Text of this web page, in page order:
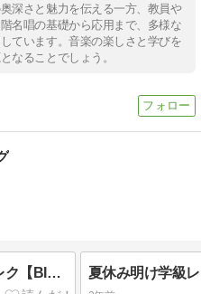
深さと魅力を伝える一方、教員や
名唱の基礎から応用まで、多様な
ています。音楽の楽しさと学びを
なることでしょう。
冬休み明けに行いたい！学級レク【BINGO大会】配布あり 夏休み明け学級